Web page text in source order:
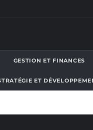
GESTION ET FINANCES
ET